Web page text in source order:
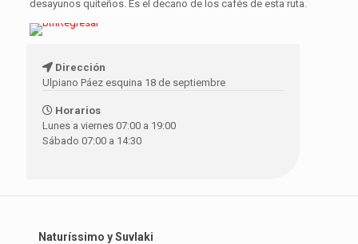
desayunos quiteños. Es el decano de los cafés de esta ruta.
Dirección
Ulpiano Páez esquina 18 de septiembre
Horarios
Lunes a viernes 07:00 a 19:00
Sábado 07:00 a 14:30
Naturíssimo y Suvlaki